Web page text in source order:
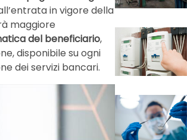
in vigore della
maggiore
del beneficiario,
disponibile su ogni
dei servizi bancari.